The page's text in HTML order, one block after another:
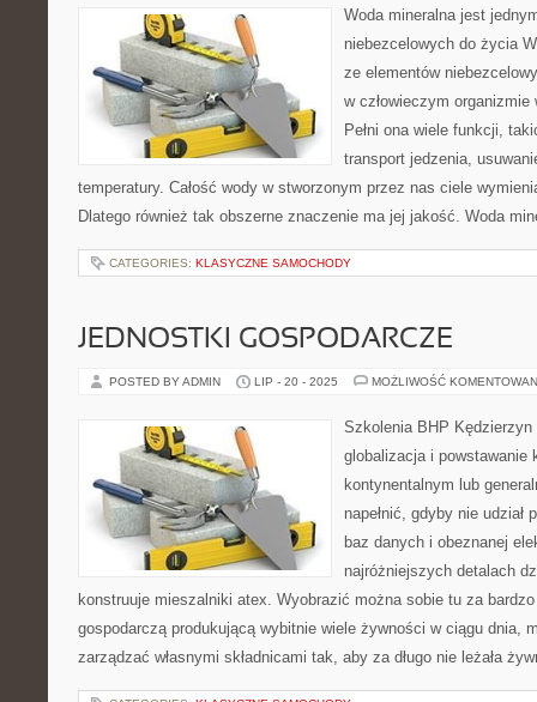
Woda mineralna jest
niebezcelowych do życia
ze elementów
w człowieczym
Pełni ona wiele funkcji,
transport jedzenia,
temperatury. Całość wody w stworzonym przez nas ciele
Dlatego również tak obszerne znaczenie ma jej jakość. Woda
CATEGORIES: KLASYCZNE SAMOCHODY
JEDNOSTKI GOSPODARCZE
POSTED BY ADMIN LIP - 20 - 2025 MOŻLIWOŚĆ
Szkolenia BHP
globalizacja i powstawanie
kontynentalnym lub
napełnić, gdyby nie udział
baz danych i obeznanej
najróżniejszych detalach
konstruuje mieszalniki atex. Wyobrazić można sobie tu za
gospodarczą produkującą wybitnie wiele żywności w ciągu dnia,
zarządzać własnymi składnicami tak, aby za długo nie leżała